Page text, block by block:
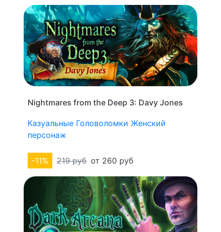
Nightmares from the Deep 3: Davy Jones
Казуальные Головоломки Женский
персонаж
-11% 219 руб от 260 руб